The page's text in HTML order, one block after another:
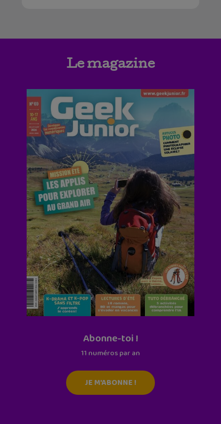
Le magazine
Abonne-toi !
11 numéros par an
JE M'ABONNE !